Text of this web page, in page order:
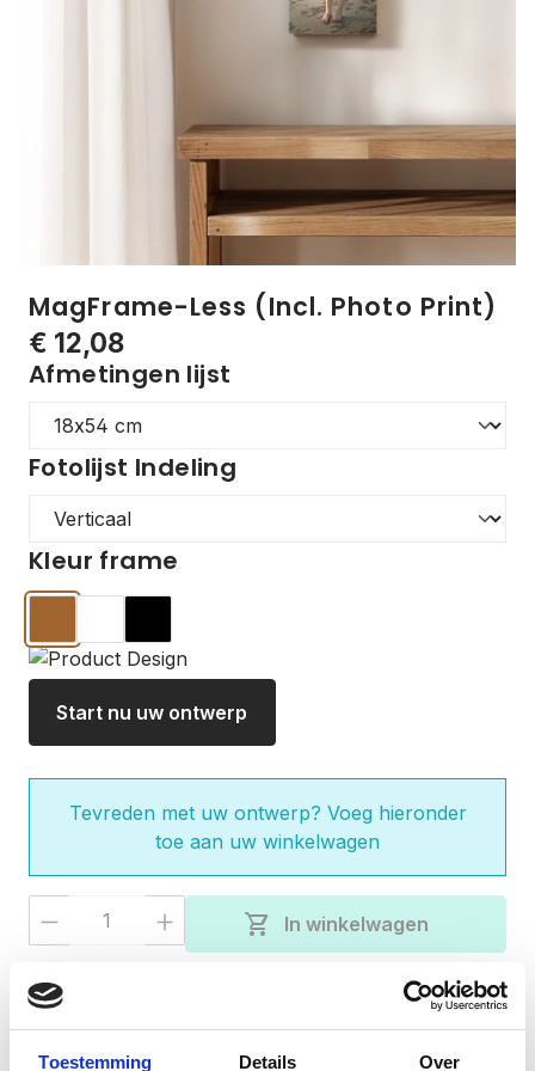
Toestemming Details Over
MagFrame-Less (Incl. Photo Print)
€ 12,08
Afmetingen lijst
Fotolijst Indeling
Kleur frame
Start nu uw ontwerp
Tevreden met uw ontwerp? Voeg hieronder
toe aan uw winkelwagen
Producthoeveelheid: Voer de
shopping_cart In winkelwagen
check
check